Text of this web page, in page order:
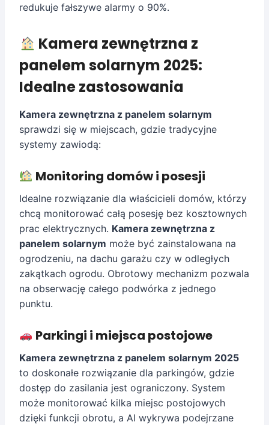
redukuje fałszywe alarmy o 90%.
Kamera zewnętrzna z
panelem solarnym 2025:
Idealne zastosowania
Kamera zewnętrzna z panelem solarnym
sprawdzi się w miejscach, gdzie tradycyjne
systemy zawiodą:
Monitoring domów i posesji
Idealne rozwiązanie dla właścicieli domów, którzy
chcą monitorować całą posesję bez kosztownych
prac elektrycznych. Kamera zewnętrzna z
panelem solarnym może być zainstalowana na
ogrodzeniu, na dachu garażu czy w odległych
zakątkach ogrodu. Obrotowy mechanizm pozwala
na obserwację całego podwórka z jednego
punktu.
Parkingi i miejsca postojowe
Kamera zewnętrzna z panelem solarnym 2025
to doskonałe rozwiązanie dla parkingów, gdzie
dostęp do zasilania jest ograniczony. System
może monitorować kilka miejsc postojowych
dzięki funkcji obrotu, a AI wykrywa podejrzane